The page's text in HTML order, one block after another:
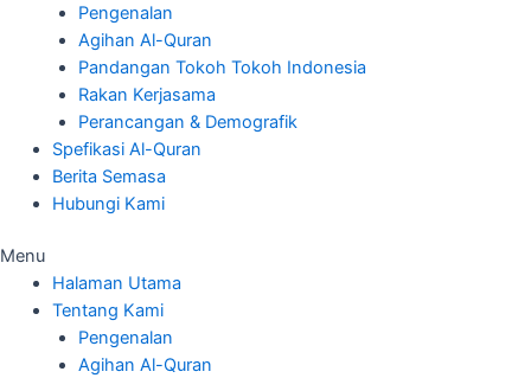
Pengenalan
Agihan Al-Quran
Pandangan Tokoh Tokoh Indonesia
Rakan Kerjasama
Perancangan & Demografik
Spefikasi Al-Quran
Berita Semasa
Hubungi Kami
Menu
Halaman Utama
Tentang Kami
Pengenalan
Agihan Al-Quran